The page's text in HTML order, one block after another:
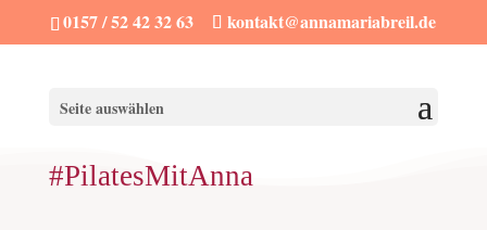
0157 / 52 42 32 63 kontakt@annamariabreil.de
Seite auswählen
#PilatesMitAnna